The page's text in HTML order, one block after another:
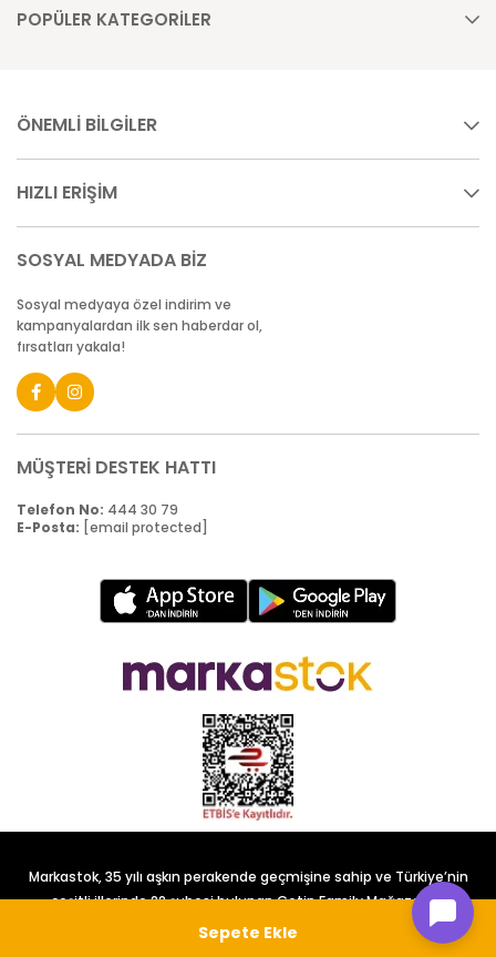
POPÜLER KATEGORİLER
ÖNEMLİ BİLGİLER
HIZLI ERİŞİM
SOSYAL MEDYADA BİZ
Sosyal medyaya özel indirim ve
kampanyalardan ilk sen haberdar ol,
fırsatları yakala!
MÜŞTERİ DESTEK HATTI
Telefon No: 444 30 79
E-Posta: [email protected]
Markastok, 35 yılı aşkın perakende geçmişine sahip ve Türkiye’nin
çeşitli illerinde 22 şubesi bulunan Çetin Family Mağazacılık
tarafından kurulmuştur.